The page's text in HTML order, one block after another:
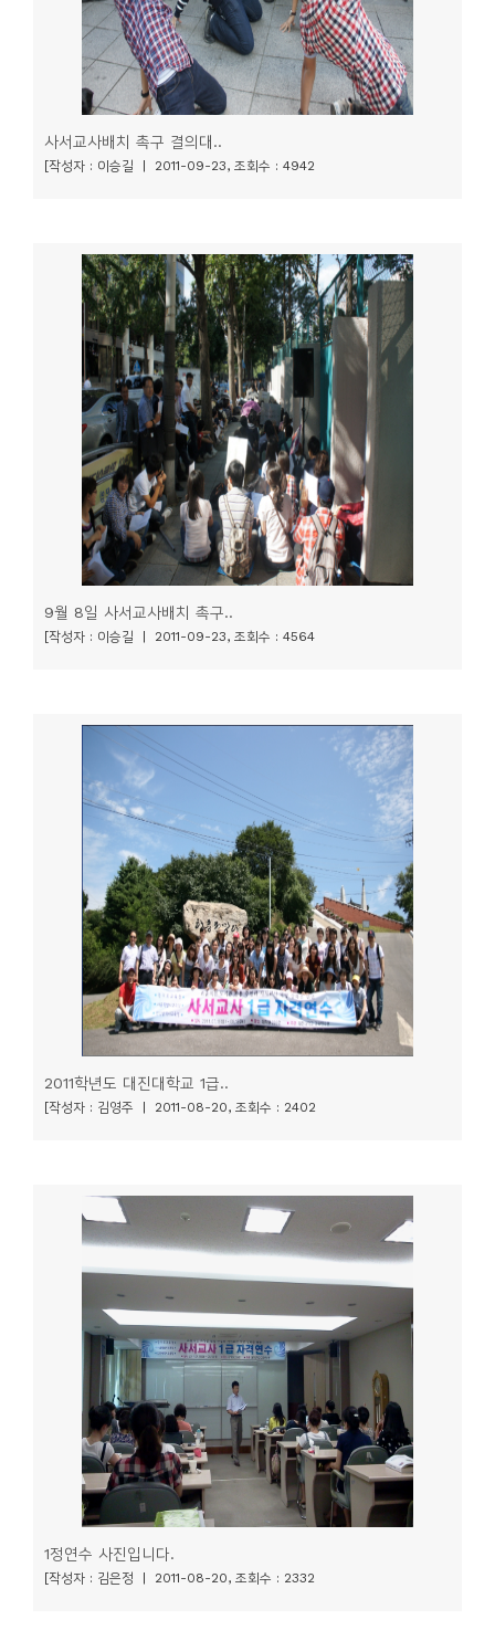
사서교사배치 촉구 결의대..
[작성자 : 이승길 | 2011-09-23, 조회수 : 4942
9월 8일 사서교사배치 촉구..
[작성자 : 이승길 | 2011-09-23, 조회수 : 4564
2011학년도 대진대학교 1급..
[작성자 : 김영주 | 2011-08-20, 조회수 : 2402
1정연수 사진입니다.
[작성자 : 김은정 | 2011-08-20, 조회수 : 2332